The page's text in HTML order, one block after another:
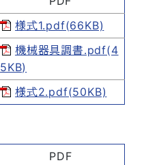
様式1.pdf(66KB)
機械器具調書.pdf(4
5KB)
様式2.pdf(50KB)
PDF